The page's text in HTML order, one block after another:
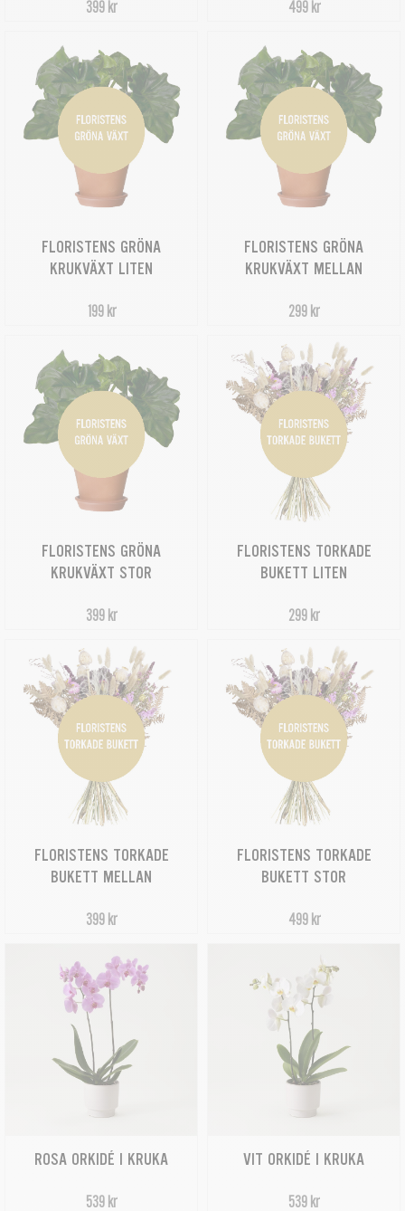
399 kr 499 kr
FLORISTENS GRÖNA
KRUKVÄXT LITEN
199 kr
FLORISTENS GRÖNA
KRUKVÄXT MELLAN
299 kr
FLORISTENS GRÖNA
KRUKVÄXT STOR
399 kr
FLORISTENS TORKADE
BUKETT LITEN
299 kr
FLORISTENS TORKADE
BUKETT MELLAN
399 kr
FLORISTENS TORKADE
BUKETT STOR
499 kr
ROSA ORKIDÉ I KRUKA
539 kr
VIT ORKIDÉ I KRUKA
539 kr